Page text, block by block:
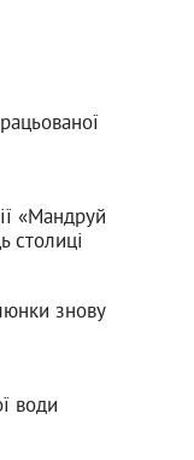
«Мандруй
столиці
знову
води